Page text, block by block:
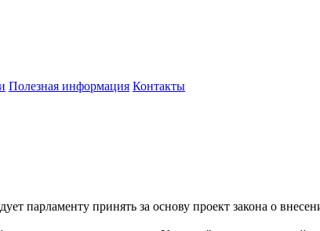
Полезная информация Контакты
парламенту принять за основу проект закона о